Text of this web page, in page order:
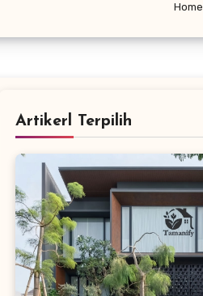
Home
Artikerl Terpilih